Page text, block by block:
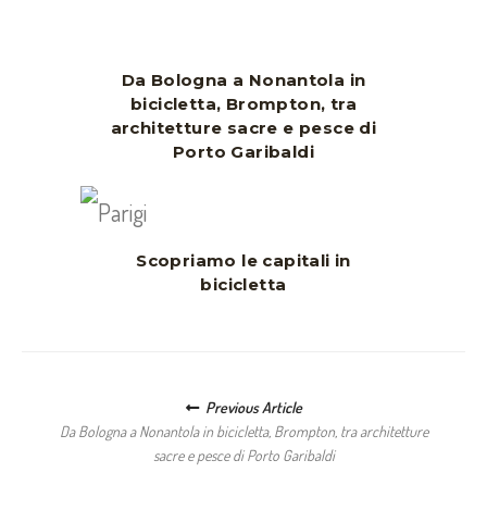
Da Bologna a Nonantola in
bicicletta, Brompton, tra
architetture sacre e pesce di
Porto Garibaldi
Scopriamo le capitali in
bicicletta
Previous Article
Da Bologna a Nonantola in bicicletta, Brompton, tra architetture
sacre e pesce di Porto Garibaldi